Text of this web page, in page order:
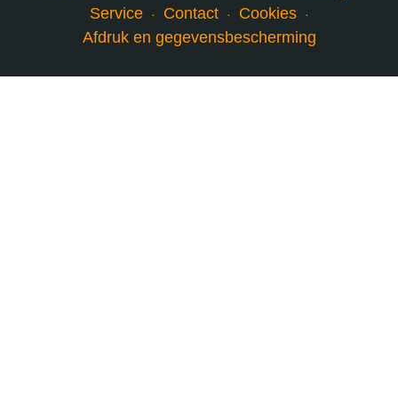
Service
Contact
Cookies
Afdruk en gegevensbescherming